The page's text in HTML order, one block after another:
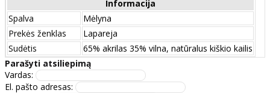
Informacija
Spalva
Mėlyna
Prekės ženklas
Lapareja
Sudėtis
65% akrilas 35% vilna, natūralus kiškio kailis
Parašyti atsiliepimą
Vardas:
El. pašto adresas: